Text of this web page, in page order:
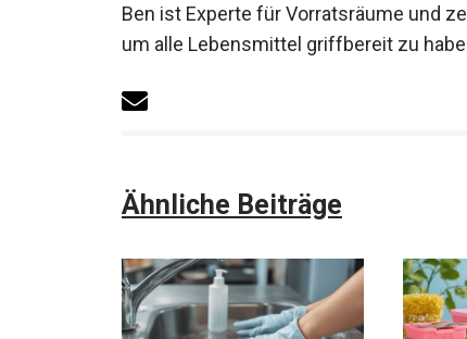
Ben ist Experte für Vorratsräume und
um alle Lebensmittel griffbereit zu
Ähnliche Beiträge